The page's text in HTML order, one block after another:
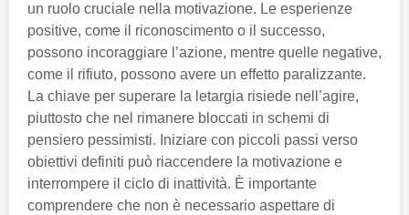
un ruolo cruciale nella motivazione. Le esperienze
positive, come il riconoscimento o il successo,
possono incoraggiare l’azione, mentre quelle negative,
come il rifiuto, possono avere un effetto paralizzante.
La chiave per superare la letargia risiede nell’agire,
piuttosto che nel rimanere bloccati in schemi di
pensiero pessimisti. Iniziare con piccoli passi verso
obiettivi definiti può riaccendere la motivazione e
interrompere il ciclo di inattività. È importante
comprendere che non è necessario aspettare di